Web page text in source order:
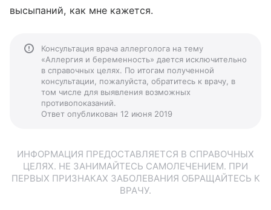
высыпаний, как мне кажется.
Консультация врача аллерголога на тему
«Аллергия и беременность» дается исключительно
в справочных целях. По итогам полученной
консультации, пожалуйста, обратитесь к врачу, в
том числе для выявления возможных
противопоказаний.
Ответ опубликован 12 июня 2019
ИНФОРМАЦИЯ ПРЕДОСТАВЛЯЕТСЯ В СПРАВОЧНЫХ
ЦЕЛЯХ. НЕ ЗАНИМАЙТЕСЬ САМОЛЕЧЕНИЕМ. ПРИ
ПЕРВЫХ ПРИЗНАКАХ ЗАБОЛЕВАНИЯ ОБРАЩАЙТЕСЬ К
ВРАЧУ.